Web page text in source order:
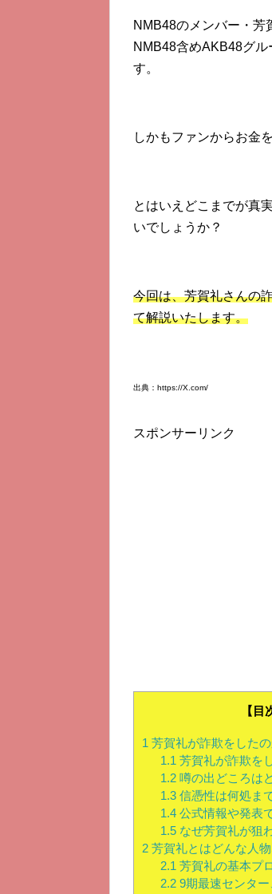
NMB48のメンバー・芳
NMB48含めAKB48グ
す。
しかもファンからお金
とはいえどこまでが真
いでしょうか？
今回は、芳賀礼さんの
て解説いたします。
出典：https://X.com/
スポンサーリンク
【目
1 芳賀礼が詐欺をしたの
1.1 芳賀礼が詐欺を
1.2噂の出どころは
1.3信憑性は何処ま
1.4公式情報や発表
1.5なぜ芳賀礼が狙
2 芳賀礼とはどんな人
2.1 芳賀礼の基本プ
2.29期最速センター